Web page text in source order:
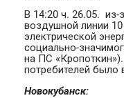
В 14:20 ч. 26.05. из-
воздушной линии
электрической
социально-
на ПС
потребителей было
Новокубанск: